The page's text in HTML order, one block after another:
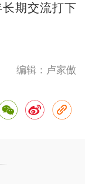
期交流打下
编辑：卢家傲